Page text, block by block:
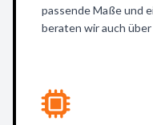
passende Maße und
beraten wir auch